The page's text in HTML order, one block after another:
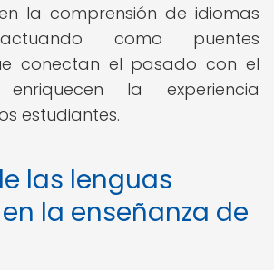
la comprensión de idiomas
como puentes
conectan el pasado con el
la experiencia
estudiantes.
las lenguas
la enseñanza de